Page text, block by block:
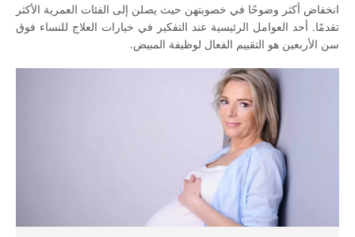
انخفاض أكثر وضوحًا في خصوبتهن حيث يصلن إلى الفئات العمرية الأكثر
تقدمًا. أحد العوامل الرئيسية عند التفكير في خيارات العلاج للنساء فوق
سن الأربعين هو التقييم الفعال لوظيفة المبيض.